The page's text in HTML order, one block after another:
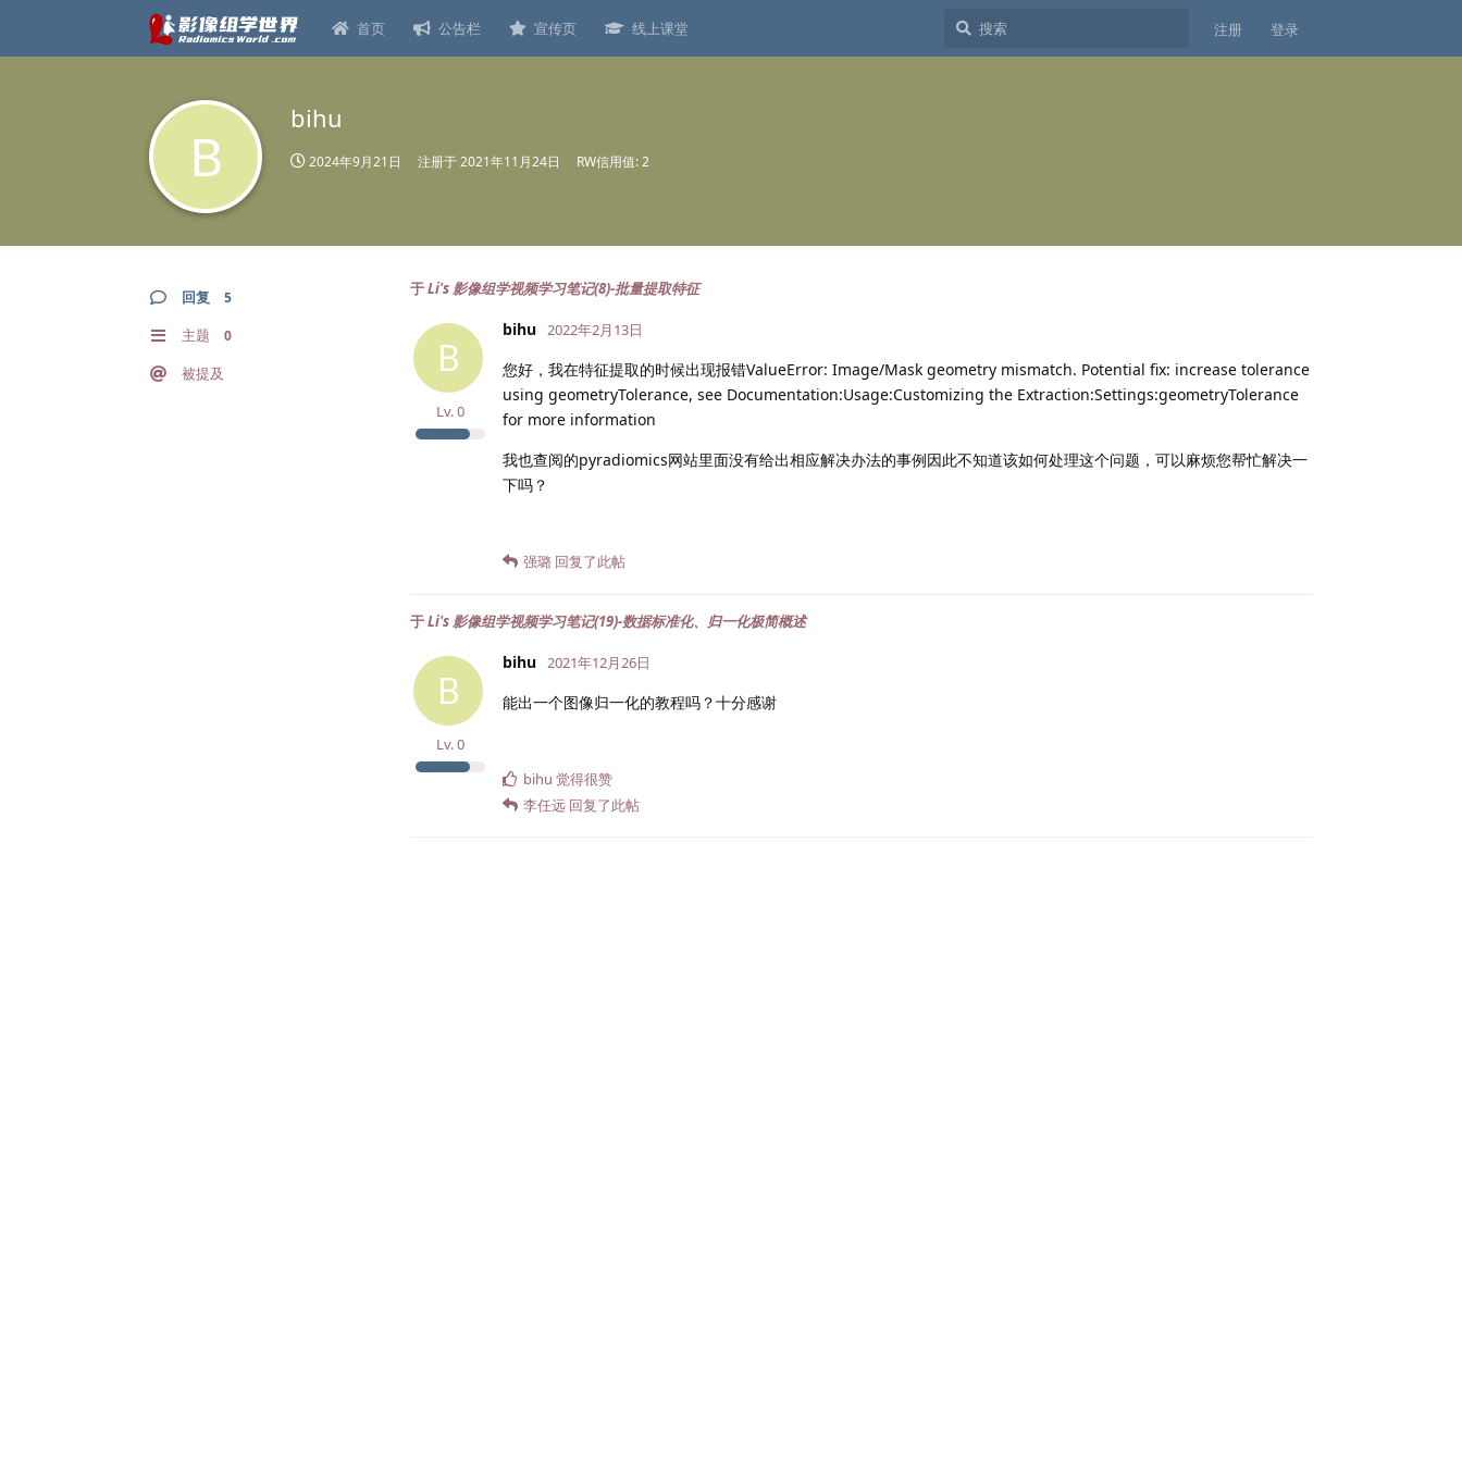
首页 公告栏 宣传页 线上课堂 注册 登录
B
bihu
2024年9月21日 注册于2021年11月24日 RW信用值: 2
回复 5
主题 0
被提及
于Li's 影像组学视频学习笔记(8)-批量提取特征
B
bihu
Lv.0
2022年2月13日
您好，我在特征提取的时候出现报错ValueError: Image/Mask geometry mismatch. Potential fix: increase tolerance
using geometryTolerance, see Documentation:Usage:Customizing the Extraction:Settings:geometryTolerance
for more information
我也查阅的pyradiomics网站里面没有给出相应解决办法的事例因此不知道该如何处理这个问题，可以麻烦您帮忙解决一
下吗？
强璐 回复了此帖
于Li's 影像组学视频学习笔记(19)-数据标准化、归一化极简概述
B
bihu
Lv.0
2021年12月26日
能出一个图像归一化的教程吗？十分感谢
bihu 觉得很赞
李任远 回复了此帖